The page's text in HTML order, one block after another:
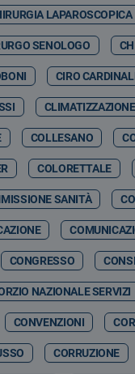
LAPAROSCOPICA
SENOLOGO
CIRO
CLIMATIZZAZIONE
COLLESANO
COLORETTALE
SANITÀ
CONGRESSO
NAZIONALE SERVIZI
CONVENZIONI
CORRUZIONE